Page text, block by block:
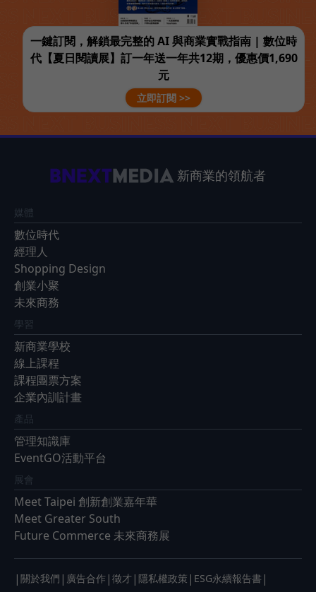
一鍵訂閱，解鎖最完整的 AI 與商業實戰指南 | 數位時
代【夏日閱讀展】訂一年送一年共12期，優惠價1,690
元
立即訂閱 >>
新商業的領航者
媒體
數位時代
經理人
Shopping Design
創業小聚
未來商務
學習
新商業學校
線上課程
課程團票方案
企業內訓計畫
產品
管理知識庫
EventGO活動平台
展會
Meet Taipei 創新創業嘉年華
Meet Greater South
Future Commerce 未來商務展
| 關於我們 | 廣告合作 | 徵才 | 隱私權政策 | ESG永續報告書 |